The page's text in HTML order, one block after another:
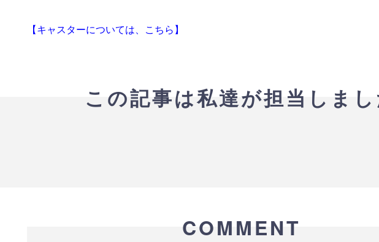
【キャスターについては、こちら】
この記事は私達が担当しまし
COMMENT